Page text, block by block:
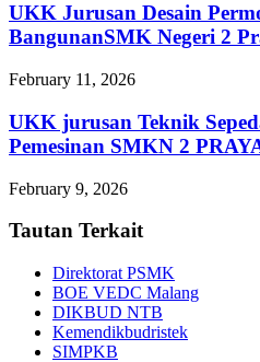
UKK Jurusan Desain
BangunanSMK Negeri 2
February 11, 2026
UKK jurusan Teknik
Pemesinan SMKN 2
February 9, 2026
Tautan Terkait
Direktorat PSMK
BOE VEDC Malang
DIKBUD NTB
Kemendikbudristek
SIMPKB